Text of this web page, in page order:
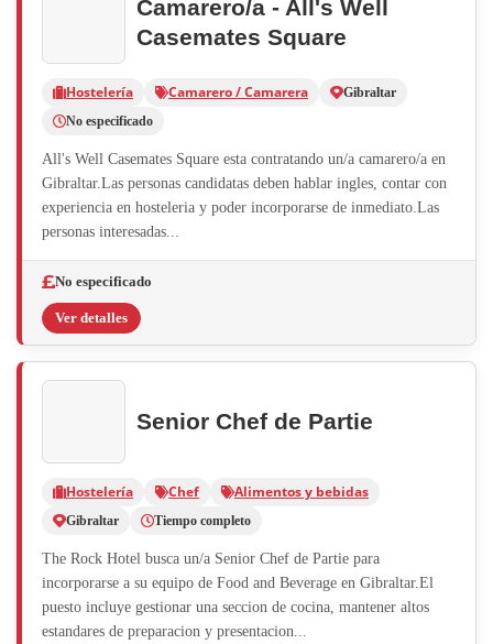
Camarero/a - All's Well
Casemates Square
Hostelería Camarero / Camarera
Gibraltar
No especificado
All's Well Casemates Square esta contratando un/a camarero/a en
Gibraltar.Las personas candidatas deben hablar ingles, contar con
experiencia en hosteleria y poder incorporarse de inmediato.Las
personas interesadas...
No especificado
Ver detalles
Senior Chef de Partie
Hostelería Chef Alimentos y bebidas
Gibraltar Tiempo completo
The Rock Hotel busca un/a Senior Chef de Partie para
incorporarse a su equipo de Food and Beverage en Gibraltar.El
puesto incluye gestionar una seccion de cocina, mantener altos
estandares de preparacion y presentacion...